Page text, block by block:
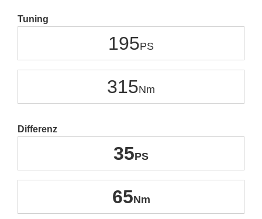
Tuning
195
315
Differenz
35
65